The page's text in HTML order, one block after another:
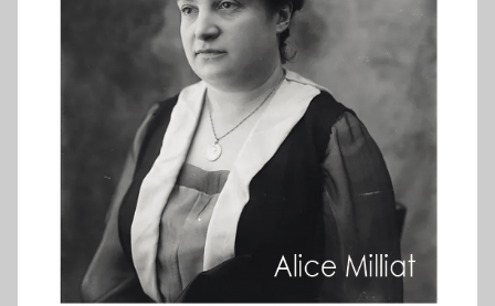
des
sportifs
villeneuvois